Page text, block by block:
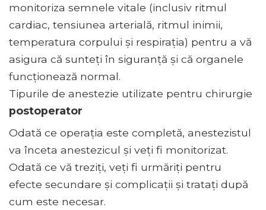
monitoriza semnele vitale (inclusiv ritmul
cardiac, tensiunea arterială, ritmul inimii,
temperatura corpului și respirația) pentru a vă
asigura că sunteți în siguranță și că organele
funcționează normal.
Tipurile de anestezie utilizate pentru chirurgie
postoperator
Odată ce operația este completă, anestezistul
va înceta anestezicul și veți fi monitorizat.
Odată ce vă treziți, veți fi urmăriți pentru
efecte secundare și complicații și tratați după
cum este necesar.